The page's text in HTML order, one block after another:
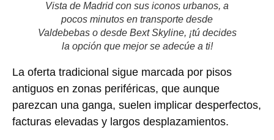
Vista de Madrid con sus iconos urbanos, a
pocos minutos en transporte desde
Valdebebas o desde Bext Skyline, ¡tú decides
la opción que mejor se adecúe a ti!
La oferta tradicional sigue marcada por pisos
antiguos en zonas periféricas, que aunque
parezcan una ganga, suelen implicar desperfectos,
facturas elevadas y largos desplazamientos.